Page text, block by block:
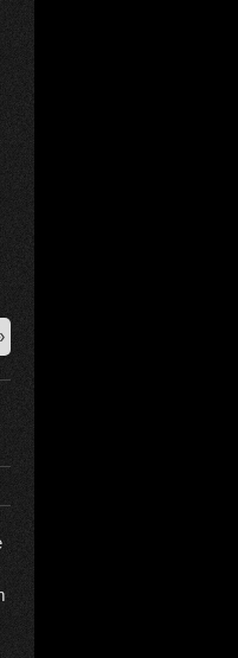
21.6.2026
Zugspitze
–
Jubiläumsgrat